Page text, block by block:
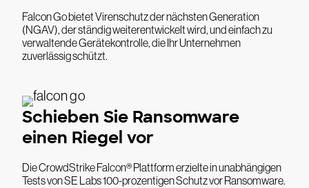
Falcon Go bietet Virenschutz der nächsten Generation
(NGAV), der ständig weiterentwickelt wird, und einfach zu
verwaltende Gerätekontrolle, die Ihr Unternehmen
zuverlässig schützt.
Schieben Sie Ransomware
einen Riegel vor
Die CrowdStrike Falcon® Plattform erzielte in unabhängigen
Tests von SE Labs 100-prozentigen Schutz vor Ransomware.